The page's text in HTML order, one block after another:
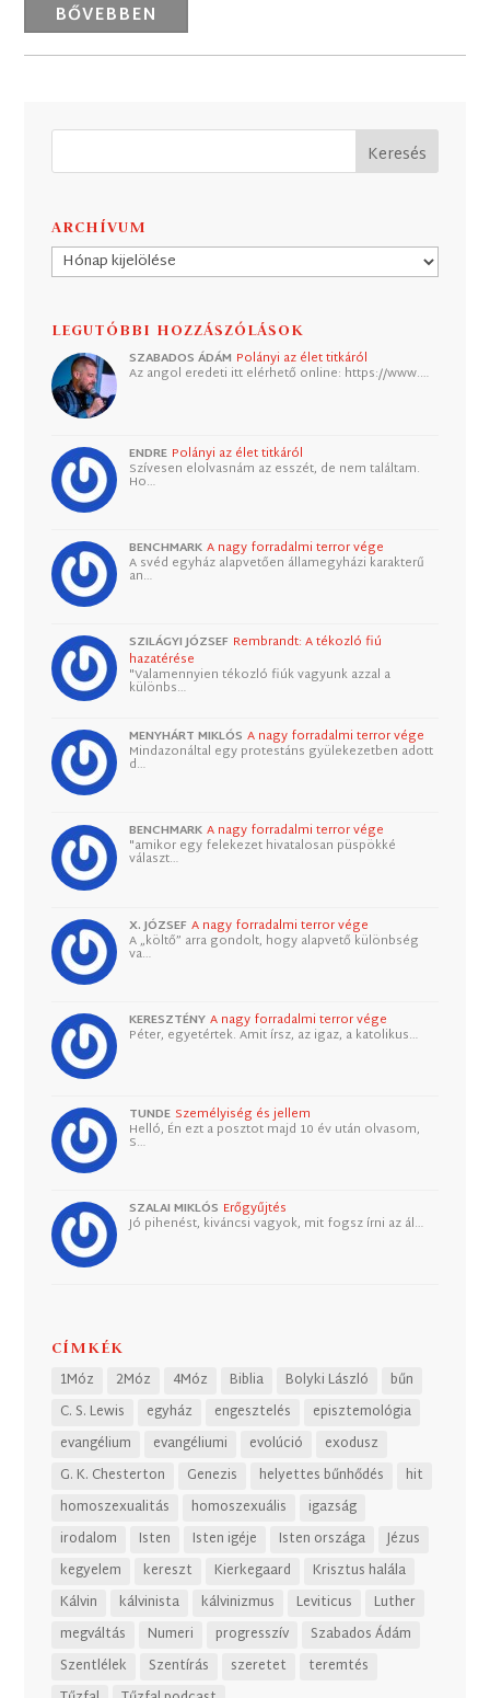
BŐVEBBEN
ARCHÍVUM
Archívum
LEGUTÓBBI HOZZÁSZÓLÁSOK
SZABADOS ÁDÁM Polányi az élet titkáról
Az angol eredeti itt elérhető online: https://www.…
ENDRE Polányi az élet titkáról
Szívesen elolvasnám az esszét, de nem találtam.
Ho…
BENCHMARK A nagy forradalmi terror vége
A svéd egyház alapvetően államegyházi karakterű
an…
SZILÁGYI JÓZSEF Rembrandt: A tékozló fiú
hazatérése
"Valamennyien tékozló fiúk vagyunk azzal a
különbs…
MENYHÁRT MIKLÓS A nagy forradalmi terror vége
Mindazonáltal egy protestáns gyülekezetben adott
d…
BENCHMARK A nagy forradalmi terror vége
"amikor egy felekezet hivatalosan püspökké
választ…
X. JÓZSEF A nagy forradalmi terror vége
A „költő” arra gondolt, hogy alapvető különbség
va…
KERESZTÉNY A nagy forradalmi terror vége
Péter, egyetértek. Amit írsz, az igaz, a katolikus…
TUNDE Személyiség és jellem
Helló, Én ezt a posztot majd 10 év után olvasom,
S…
SZALAI MIKLÓS Erőgyűjtés
Jó pihenést, kiváncsi vagyok, mit fogsz írni az ál…
CÍMKÉK
1Móz 2Móz 4Móz Biblia Bolyki László
bűn
C. S. Lewis
egyház engesztelés
episztemológia
evangélium
evangéliumi evolúció
exodusz
G. K. Chesterton
Genezis helyettes bűnhődés
hit
homoszexualitás
homoszexuális
igazság
irodalom
Isten Isten igéje Isten országa
Jézus
kegyelem
kereszt Kierkegaard
Krisztus halála
Kálvin
kálvinista kálvinizmus Leviticus
Luther
megváltás
Numeri progresszív
Szabados Ádám
Szentlélek
Szentírás szeretet
teremtés